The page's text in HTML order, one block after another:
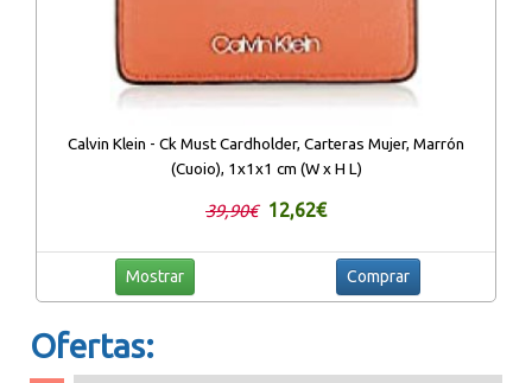
Calvin Klein - Ck Must Cardholder, Carteras Mujer, Marrón
(Cuoio), 1x1x1 cm (W x H L)
39,90€ 12,62€
Mostrar Comprar
Ofertas: